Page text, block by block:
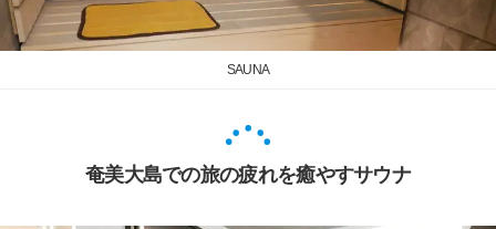
SAUNA
奄美大島での旅の疲れを癒やすサウナ